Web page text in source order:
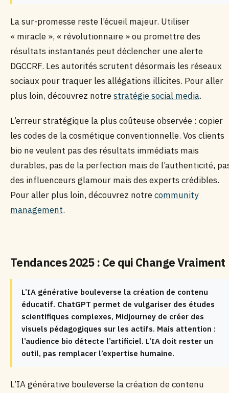
La sur-promesse reste l’écueil majeur. Utiliser
« miracle », « révolutionnaire » ou promettre des
résultats instantanés peut déclencher une alerte
DGCCRF. Les autorités scrutent désormais les réseaux
sociaux pour traquer les allégations illicites. Pour aller
plus loin, découvrez notrestratégie social media.
L’erreur stratégique la plus coûteuse observée : copier
les codes de la cosmétique conventionnelle. Vos clients
bio ne veulent pas des résultats immédiats mais
durables, pas de la perfection mais de l’authenticité,
des influenceurs glamour mais des experts crédibles.
Pour aller plus loin, découvrez notrecommunity
management.
Tendances 2025 : Ce qui Change Vraiment
L’IA générative bouleverse la création de contenu
éducatif. ChatGPT permet de vulgariser des études
scientifiques complexes, Midjourney de créer des
visuels pédagogiques sur les actifs. Mais attention :
l’audience bio détecte l’artificiel. L’IA doit rester un
outil, pas remplacer l’expertise humaine.
L’IA générative bouleverse la création de contenu